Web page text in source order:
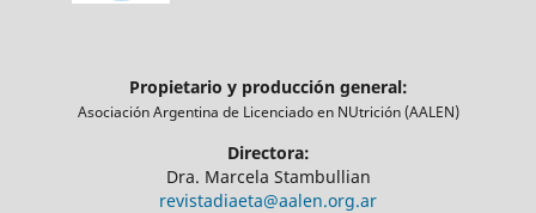
Propietario y producción general:
Asociación Argentina de Licenciado en NUtrición (AALEN)
Directora:
Dra. Marcela Stambullian
revistadiaeta@aalen.org.ar